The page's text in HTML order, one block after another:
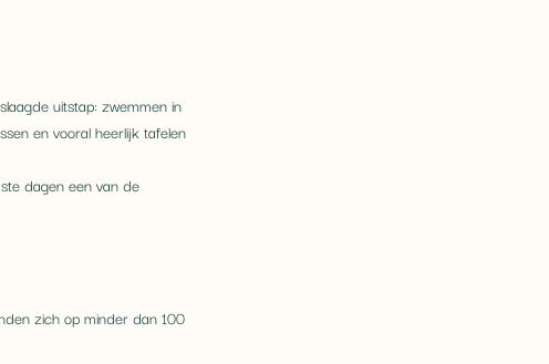
uitstap: zwemmen in
en vooral heerlijk tafelen
dagen een van de
zich op minder dan 100